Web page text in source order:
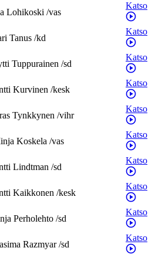
Lohikoski /vas
Katso
Tanus /kd
Katso
Tuppurainen /sd
Katso
Kurvinen /kesk
Katso
Tynkkynen /vihr
Katso
Koskela /vas
Katso
Lindtman /sd
Katso
Kaikkonen /kesk
Katso
Perholehto /sd
Katso
Razmyar/sd
Katso